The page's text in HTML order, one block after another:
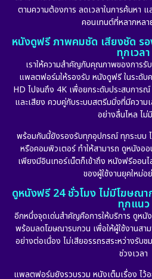
ตามความต้องการ ลดเวลาในการค้นหา แ
คอนเทนต์ที่หลากหล
หนังดูฟรี ภาพคมชัด เสียงชัด ร
ทุกเวลา
เราให้ความสำคัญกับคุณภาพของการ
แพลตฟอร์มให้รองรับ หนังดูฟรี ในระดั
HD ไปจนถึง 4K เพื่อยกระดับประสบการ
และเสียง ควบคู่กับระบบสตรีมมิ่งที่มีความ
อย่างลื่นไหล ไม่
พร้อมกันนี้ยังรองรับทุกอุปกรณ์ ทุกระบบ
หรือคอมพิวเตอร์ ทำให้สามารถ ดูหนังออ
เพียงมีอินเทอร์เน็ตก็เข้าถึง หนังฟรีออน
ของผู้ใช้งานยุคใหม่อ
ดูหนังฟรี 24 ชั่วโมง ไม่มีโฆษณา
ทุกแนว
อีกหนึ่งจุดเด่นสำคัญคือการให้บริการ ดูหนั
พร้อมลดโฆษณารบกวน เพื่อให้ผู้ใช้งานสา
อย่างต่อเนื่อง ไม่เสียอรรถรสระหว่างรับ
ช่วงเวลา
แพลตฟอร์มยังรวบรวม หนังเต็มเรื่อง ไว้